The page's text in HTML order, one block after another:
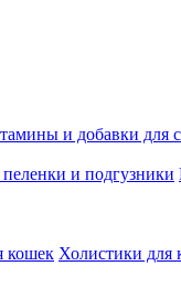
и добавки для
и подгузники
кошек Холистики для